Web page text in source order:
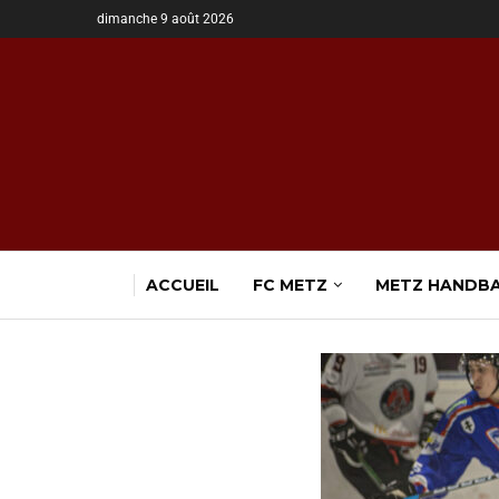
dimanche 9 août 2026
ACCUEIL FC METZ METZ